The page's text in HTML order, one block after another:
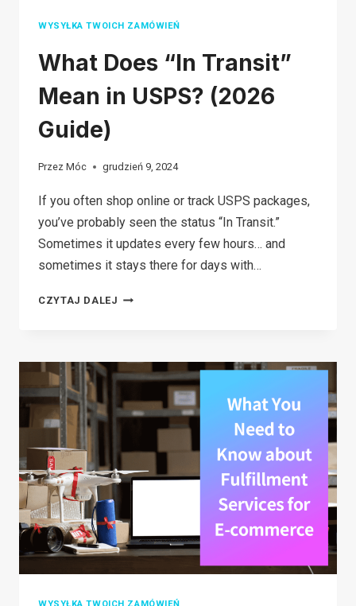
WYSYŁKA TWOICH ZAMÓWIEŃ
What Does “In Transit”
Mean in USPS? (2026
Guide)
Przez Móc grudzień 9, 2024
If you often shop online or track USPS packages,
you’ve probably seen the status “In Transit.”
Sometimes it updates every few hours… and
sometimes it stays there for days with…
CZYTAJ DALEJ WHAT
TRANSIT”
MEAN
IN
(2026
GUIDE)